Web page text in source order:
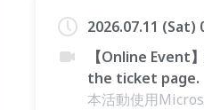
2026.07.11 (Sat)
【Online
the ticket page.
本活動使用